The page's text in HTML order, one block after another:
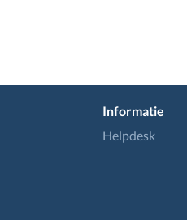
Informatie
Helpdesk